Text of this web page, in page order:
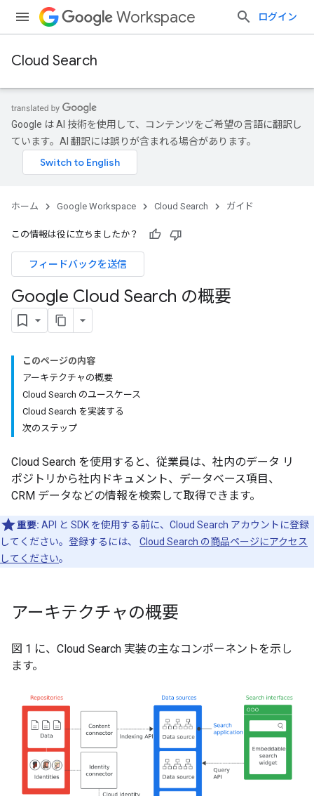
Workspace ログイン
Cloud Search
Google は AI 技術を使用して、コンテンツをご希望の言語に翻訳し
ています。AI 翻訳には誤りが含まれる場合があります。
ホーム Google Workspace Cloud Search ガイド
この情報は役に立ちましたか？
フィードバックを送信
Google Cloud Search の概要
このページの内容
アーキテクチャの概要
Cloud Search のユースケース
Cloud Search を実装する
次のステップ
Cloud Search を使用すると、従業員は、社内のデータ リ
ポジトリから社内ドキュメント、データベース項目、
CRM データなどの情報を検索して取得できます。
重要: API と SDK を使用する前に、Cloud Search アカウントに登録
してください。登録するには、 Cloud Search の商品ページにアクセス
してください。
アーキテクチャの概要
図 1 に、Cloud Search 実装の主なコンポーネントを示し
ます。